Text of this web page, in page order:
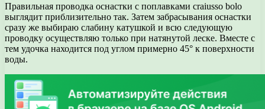
Правильная проводка оснастки с поплавками craiusso bolo
выглядит приблизительно так. Затем забрасывания оснастки
сразу же выбираю слабину катушкой и всю следующую
проводку осуществляю только при натянутой леске. Вместе с
тем удочка находится под углом примерно 45° к поверхности
воды.